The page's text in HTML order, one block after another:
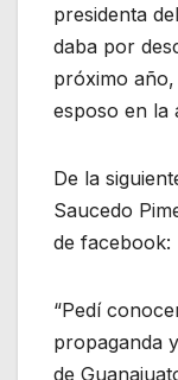
presidenta
daba por
próximo
esposo en la
De la
Saucedo
de facebook:
“Pedí
propaganda
de